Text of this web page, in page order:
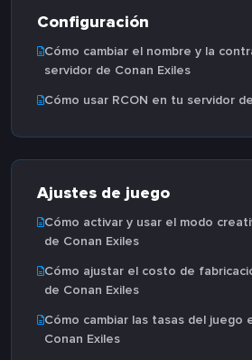
Configuración
Cómo cambiar el nombre y la
servidor de Conan Exiles
Cómo usar RCON en tu servidor
Ajustes de juego
Cómo activar y usar el modo
de Conan Exiles
Cómo ajustar el costo de
de Conan Exiles
Cómo cambiar las tasas del juego
Conan Exiles